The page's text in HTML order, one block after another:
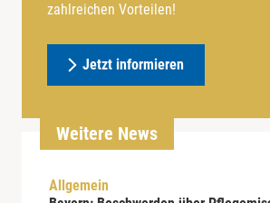
zahlreichen Vorteilen!
Jetzt informieren
Weitere News
Allgemein